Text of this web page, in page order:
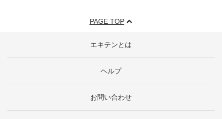
PAGE TOP
エキテンとは
ヘルプ
お問い合わせ